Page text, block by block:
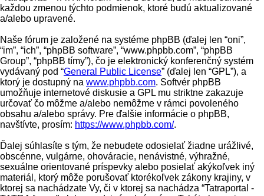
každou zmenou týchto podmienok, ktoré budú aktualizované
a/alebo upravené.
Naše fórum je založené na systéme phpBB (ďalej len “oni”,
“im”, “ich”, “phpBB software”, “www.phpbb.com”, “phpBB
Group”, “phpBB tímy”), čo je elektronický konferenčný systém
vydávaný pod “General Public License” (ďalej len “GPL”), a
ktorý je dostupný na www.phpbb.com. Softvér phpBB
umožňuje internetové diskusie a GPL mu striktne zakazuje
určovať čo môžme a/alebo nemôžme v rámci povoleného
obsahu a/alebo správy. Pre ďalšie informácie o phpBB,
navštívte, prosím: https://www.phpbb.com/.
Ďalej súhlasíte s tým, že nebudete odosielať žiadne urážlivé,
obscénne, vulgárne, ohováracie, nenávistné, výhražné,
sexuálne orientované príspevky alebo posielať akýkoľvek iný
materiál, ktorý môže porušovať ktorékoľvek zákony krajiny, v
ktorej sa nachádzate Vy, či v ktorej sa nachádza “Tatraportal -